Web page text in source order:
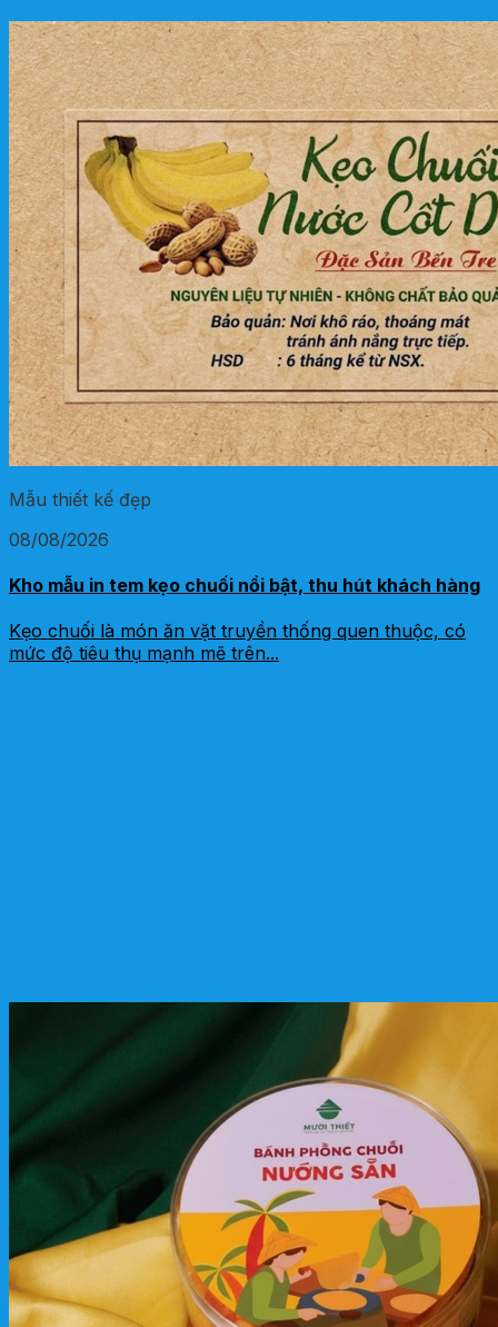
Mẫu thiết kế đẹp
08/08/2026
Kho mẫu in tem kẹo chuối nổi bật, thu hút khách hàng
Kẹo chuối là món ăn vặt truyền thống quen thuộc, có
mức độ tiêu thụ mạnh mẽ trên...